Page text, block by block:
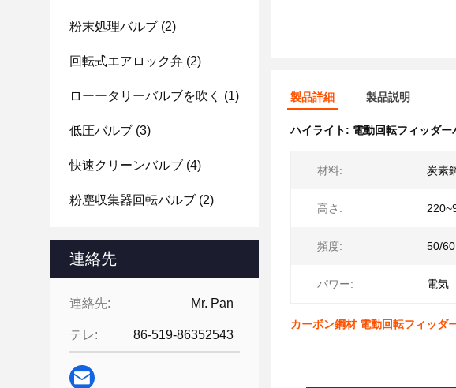
粉末処理バルブ (2)
回転式エアロック弁 (2)
ローータリーバルブを吹く (1)
低圧バルブ (3)
快速クリーンバルブ (4)
粉塵収集器回転バルブ (2)
連絡先
連絡先: Mr. Pan
テレ: 86-519-86352543
製品詳細 製品説明
ハイライト: 電動回転フィッダー
材料: 炭素
高さ:
頻度: 50/
パワー: 電気
カーボン鋼材 電動回転フィッダ